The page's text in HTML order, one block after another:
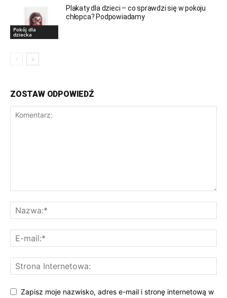
Pokój dla
dziecka
Plakaty dla dzieci – co sprawdzi się w pokoju
chłopca? Podpowiadamy
ZOSTAW ODPOWIEDŹ
Zapisz moje nazwisko, adres e-mail i stronę internetową w